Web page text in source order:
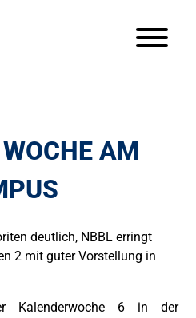
AM
deutlich, NBBL erringt
2 mit guter Vorstellung in
Kalenderwoche 6 in der